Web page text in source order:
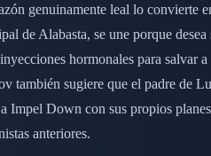
genuinamente leal lo convierte
de Alabasta, se une porque
hormonales para salvar
también sugiere que el padre de
Impel Down con sus propios
anteriores.